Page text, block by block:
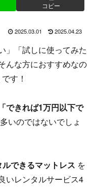
コピー
2025.03.01 2025.04.23
」「試しに使ってみた
んな方におすすめなの
です！
できれば1万円以下で
いのではないでしょ
できるマットレス を
いレンタルサービス4